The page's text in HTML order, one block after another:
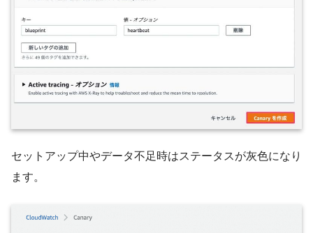
セットアップ中やデータ不足時はステータスが灰色になり
ます。